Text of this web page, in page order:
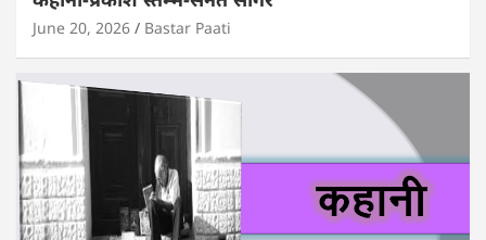
June 20, 2026 Bastar Paati